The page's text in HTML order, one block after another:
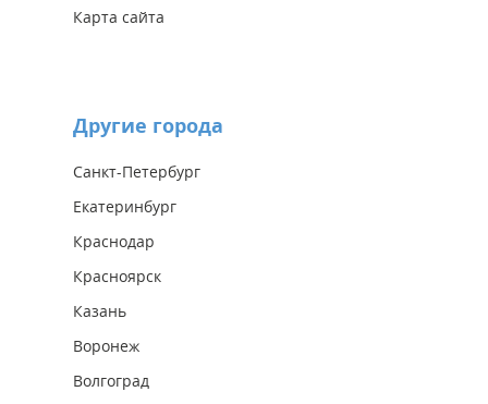
Карта сайта
Другие города
Санкт-Петербург
Екатеринбург
Краснодар
Красноярск
Казань
Воронеж
Волгоград